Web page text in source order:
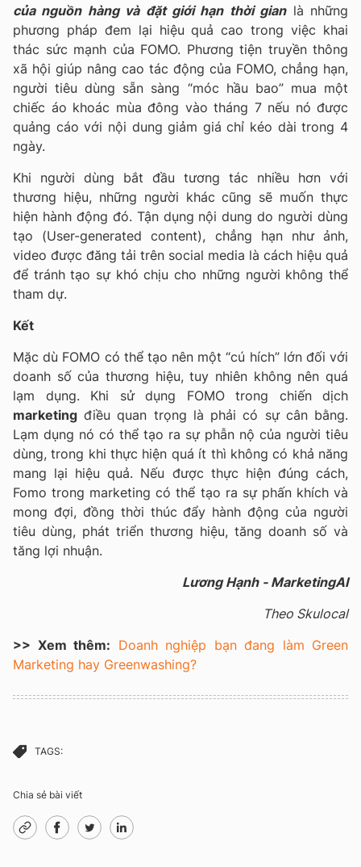
của nguồn hàng và đặt giới hạn thời gianlà những
phương pháp đem lại hiệu quả cao trong việc khai
thác sức mạnh của FOMO. Phương tiện truyền thông
xã hội giúp nâng cao tác động của FOMO, chẳng hạn,
người tiêu dùng sẵn sàng “móc hầu bao” mua một
chiếc áo khoác mùa đông vào tháng 7 nếu nó được
quảng cáo với nội dung giảm giá chỉ kéo dài trong 4
ngày.
Khi người dùng bắt đầu tương tác nhiều hơn với
thương hiệu, những người khác cũng sẽ muốn thực
hiện hành động đó. Tận dụng nội dung do người dùng
tạo (User-generated content), chẳng hạn như ảnh,
video được đăng tải trên social media là cách hiệu quả
để tránh tạo sự khó chịu cho những người không thể
tham dự.
Kết
Mặc dù FOMO có thể tạo nên một “cú hích” lớn đối với
doanh số của thương hiệu, tuy nhiên không nên quá
lạm dụng. Khi sử dụng FOMO trong chiến dịch
marketing điều quan trọng là phải có sự cân bằng.
Lạm dụng nó có thể tạo ra sự phẫn nộ của người tiêu
dùng, trong khi thực hiện quá ít thì không có khả năng
mang lại hiệu quả. Nếu được thực hiện đúng cách,
Fomo trong marketing có thể tạo ra sự phấn khích và
mong đợi, đồng thời thúc đẩy hành động của người
tiêu dùng, phát triển thương hiệu, tăng doanh số và
tăng lợi nhuận.
Lương Hạnh - MarketingAI
Theo Skulocal
>> Xem thêm: Doanh nghiệp bạn đang làm Green
Marketing hay Greenwashing?
TAGS:
Chia sẻ bài viết